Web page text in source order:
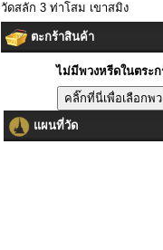
วัดสลัก 3 ท่าโสม เขาสมิง
ตะกร้าสินค้า
ไม่มีพวงหรีดในตระ
แผนที่วัด